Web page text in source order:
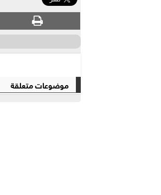
موضوعات متعلقة